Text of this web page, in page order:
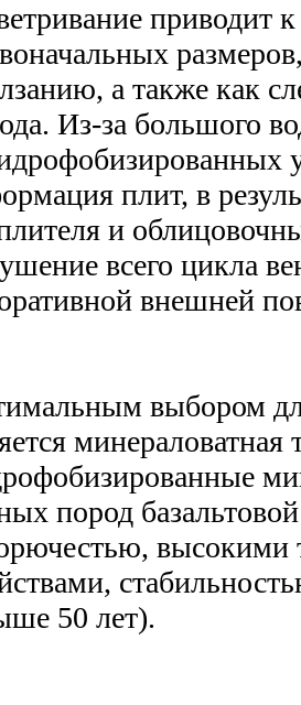
приводит
а также как
Из-за большого
плит, в
и
всего цикла
внешней
выбором
минераловатная
пород
50 лет).